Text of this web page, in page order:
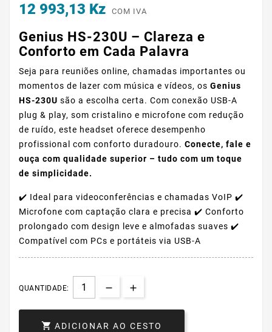
12 993,13 Kz COM IVA
Genius HS-230U – Clareza e
Conforto em Cada Palavra
Seja para reuniões online, chamadas importantes ou
momentos de lazer com música e vídeos, os Genius
HS-230U são a escolha certa. Com conexão USB-A
plug & play, som cristalino e microfone com redução
de ruído, este headset oferece desempenho
profissional com conforto duradouro. Conecte, fale e
ouça com qualidade superior – tudo com um toque
de simplicidade.
✔️ Ideal para videoconferências e chamadas VoIP ✔️
Microfone com captação clara e precisa ✔️ Conforto
prolongado com design leve e almofadas suaves ✔️
Compatível com PCs e portáteis via USB-A
QUANTIDADE:
 ADICIONAR AO CESTO